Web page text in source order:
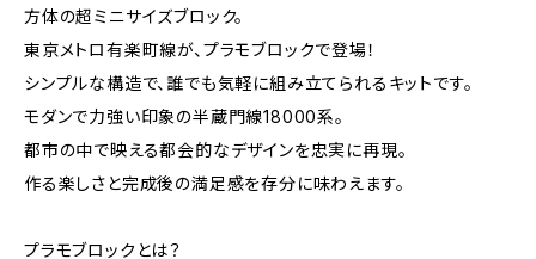
方体の超ミニサイズブロック。
東京メトロ有楽町線が、プラモブロックで登場！
シンプルな構造で、誰でも気軽に組み立てられるキットです。
モダンで力強い印象の半蔵門線18000系。
都市の中で映える都会的なデザインを忠実に再現。
作る楽しさと完成後の満足感を存分に味わえます。
プラモブロックとは？